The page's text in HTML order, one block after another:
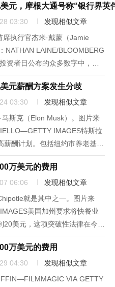
...元，摩根大通号称“银行界英
03:30
发现相似文章
执行官杰米·戴蒙（Jamie
NATHAN LAINE/BLOOMBERG
资者日公布的众多数字中，有
分析师眼前一亮：170亿美元。
元薪酬方案发生分歧
03:30
发现相似文章
斯克（Elon Musk）。图片来
IMAGES特斯拉
酬计划。包括纽约市养老基金
敦促其他人在6月13日的特斯拉
万美元的费用
06:06
发现相似文章
就是其中之一。图片来
美国加州要求将快餐业
美元，这项突破性法律在今年
Fil-A、必胜客（Pizza Hut）和
万美元的费用
04:30
发现相似文章
VIA GETTY